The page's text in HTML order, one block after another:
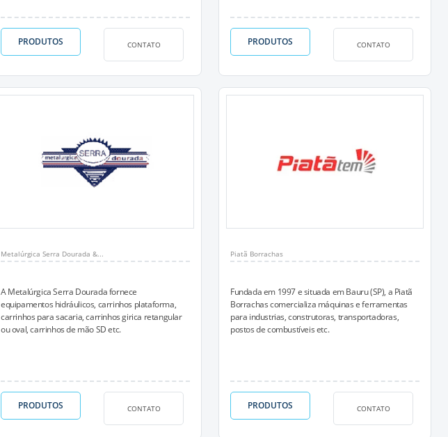
PRODUTOS CONTATO PRODUTOS CONTATO
Metalúrgica Serra Dourada &...
A Metalúrgica Serra Dourada fornece
equipamentos hidráulicos, carrinhos plataforma,
carrinhos para sacaria, carrinhos girica retangular
ou oval, carrinhos de mão SD etc.
PRODUTOS CONTATO
Piatã Borrachas
Fundada em 1997 e situada em Bauru (SP), a Piatã
Borrachas comercializa máquinas e ferramentas
para industrias, construtoras, transportadoras,
postos de combustíveis etc.
PRODUTOS CONTATO